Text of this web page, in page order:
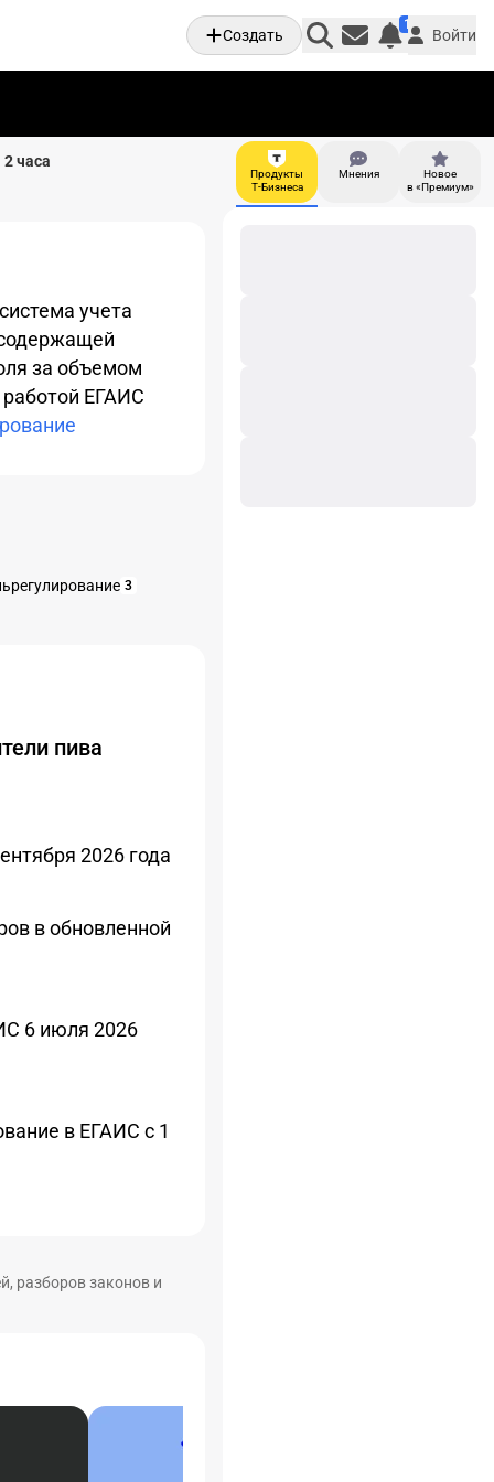
Создать
1
Личные
Войти
часа
учета
за объемом
ЕГАИС
3
пива
2026 года
в обновленной
6 июля 2026
в ЕГАИС с 1
разборов законов и
Продукты
Т-Бизнеса
Мнения
Новое
в «Премиум»